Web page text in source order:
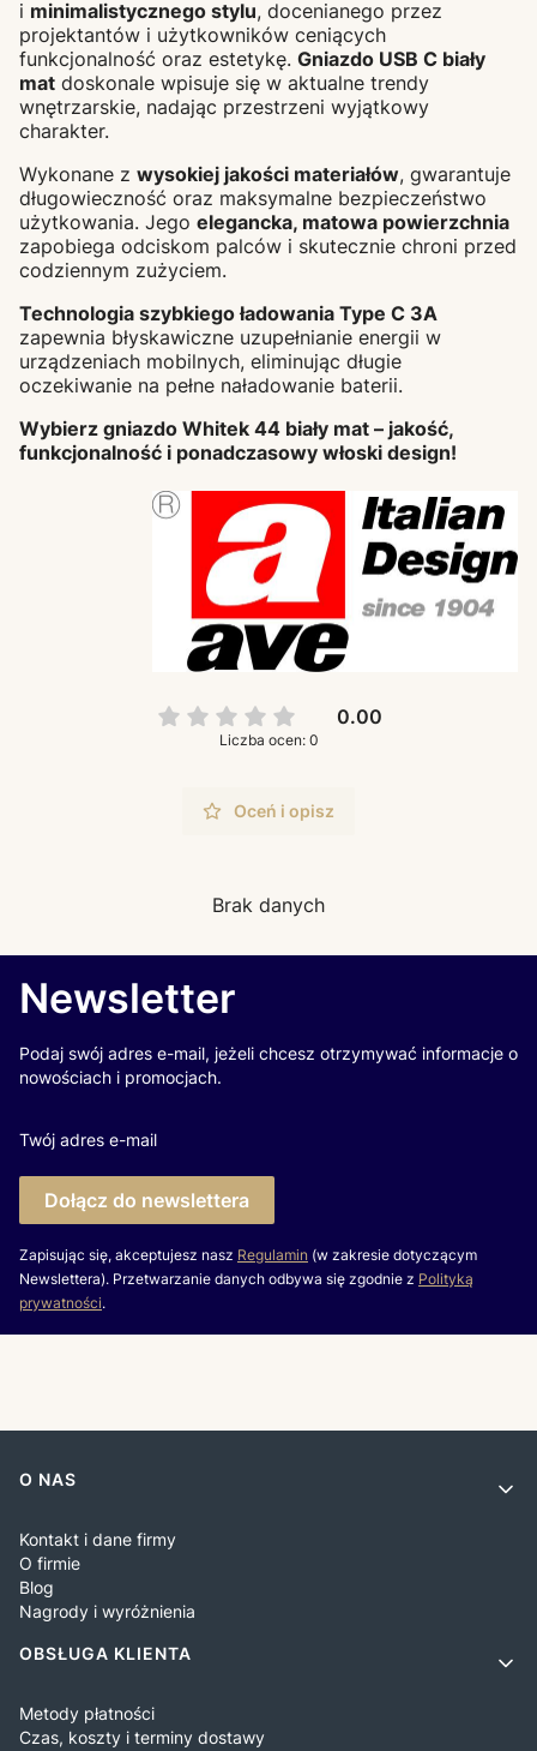
i minimalistycznego stylu, docenianego przez
projektantów i użytkowników ceniących
funkcjonalność oraz estetykę. Gniazdo USB C biały
mat doskonale wpisuje się w aktualne trendy
wnętrzarskie, nadając przestrzeni wyjątkowy
charakter.
Wykonane z wysokiej jakości materiałów, gwarantuje
długowieczność oraz maksymalne bezpieczeństwo
użytkowania. Jego elegancka, matowa powierzchnia
zapobiega odciskom palców i skutecznie chroni przed
codziennym zużyciem.
Technologia szybkiego ładowania Type C 3A
zapewnia błyskawiczne uzupełnianie energii w
urządzeniach mobilnych, eliminując długie
oczekiwanie na pełne naładowanie baterii.
Wybierz gniazdo Whitek 44 biały mat – jakość,
funkcjonalność i ponadczasowy włoski design!
0.00
Liczba ocen: 0
Oceń i opisz
Brak danych
Newsletter
Podaj swój adres e-mail, jeżeli chcesz otrzymywać informacje o
nowościach i promocjach.
Twój adres e-mail
Dołącz do newslettera
Zapisując się, akceptujesz nasz Regulamin (w zakresie dotyczącym
Newslettera). Przetwarzanie danych odbywa się zgodnie z Polityką
prywatności.
Linki w stopce
O NAS
Kontakt i dane firmy
O firmie
Blog
Nagrody i wyróżnienia
OBSŁUGA KLIENTA
Metody płatności
Czas, koszty i terminy dostawy